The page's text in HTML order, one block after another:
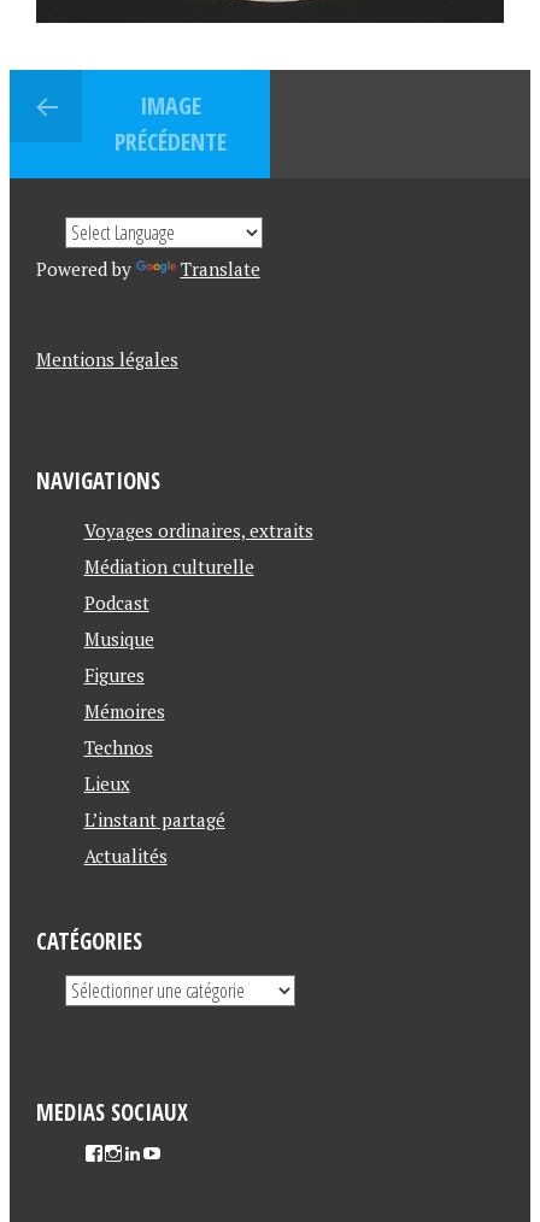
IMAGE
PRÉCÉDENTE
Powered by Translate
Mentions légales
NAVIGATIONS
Voyages ordinaires, extraits
Médiation culturelle
Podcast
Musique
Figures
Mémoires
Technos
Lieux
L’instant partagé
Actualités
CATÉGORIES
MEDIAS SOCIAUX